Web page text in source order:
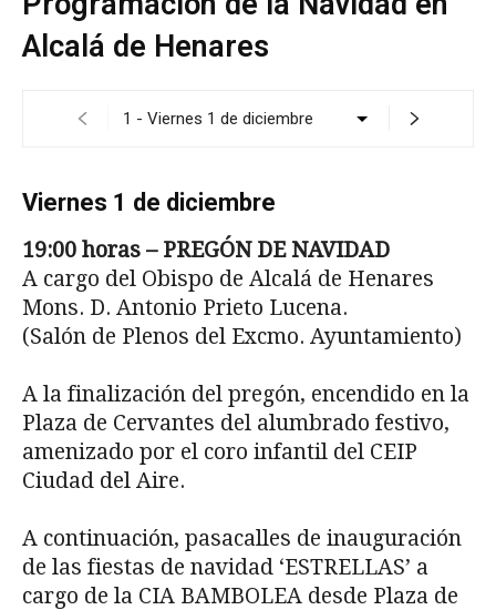
Alcalá de Henares
Viernes 1 de diciembre
19:00 horas – PREGÓN DE NAVIDAD
A cargo del Obispo de Alcalá de Henares
Mons. D. Antonio Prieto Lucena.
(Salón de Plenos del Excmo. Ayuntamiento)
A la finalización del pregón, encendido en la
Plaza de Cervantes del alumbrado festivo,
amenizado por el coro infantil del CEIP
Ciudad del Aire.
A continuación, pasacalles de inauguración
de las fiestas de navidad ‘ESTRELLAS’ a
cargo de la CIA BAMBOLEA desde Plaza de